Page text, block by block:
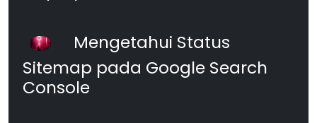
Mengetahui Status
Sitemap pada Google Search
Console